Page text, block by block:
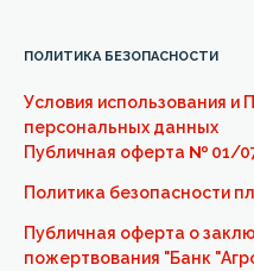
ПОЛИТИКА БЕЗОПАСНОСТИ
Условия использования и
персональных данных
Публичная оферта № 01/
Политика безопасности
Публичная оферта о
пожертвования "Банк